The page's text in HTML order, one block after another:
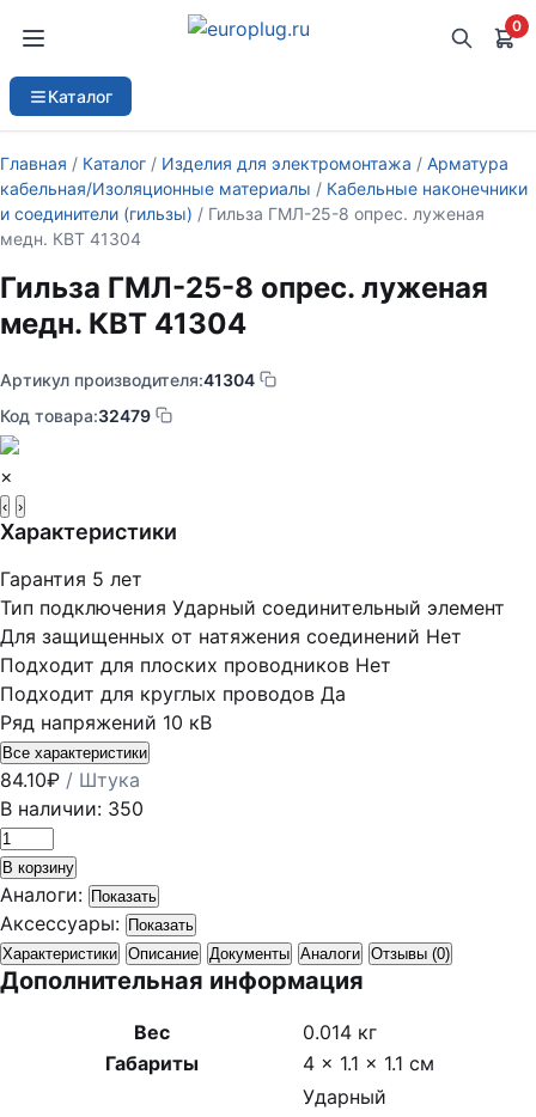
0
Каталог
Главная / Каталог / Изделия для электромонтажа / Арматура
кабельная/Изоляционные материалы / Кабельные наконечники
и соединители (гильзы) / Гильза ГМЛ-25-8 опрес. луженая
медн. КВТ 41304
Гильза ГМЛ-25-8 опрес. луженая
медн. КВТ 41304
Артикул производителя:41304
Код товара:32479
×
‹ ›
Характеристики
Гарантия 5 лет
Тип подключения Ударный соединительный элемент
Для защищенных от натяжения соединений Нет
Подходит для плоских проводников Нет
Подходит для круглых проводов Да
Ряд напряжений 10 кВ
Все характеристики
84.10₽ / Штука
В наличии: 350
Количество
товара
Гильза
ГМЛ-25-
8
опрес.
В корзину
Аналоги: Показать
Аксессуары: Показать
Характеристики Описание Документы Аналоги Отзывы (0)
Дополнительная информация
Вес
0.014 кг
Габариты
4 × 1.1 × 1.1 см
Ударный